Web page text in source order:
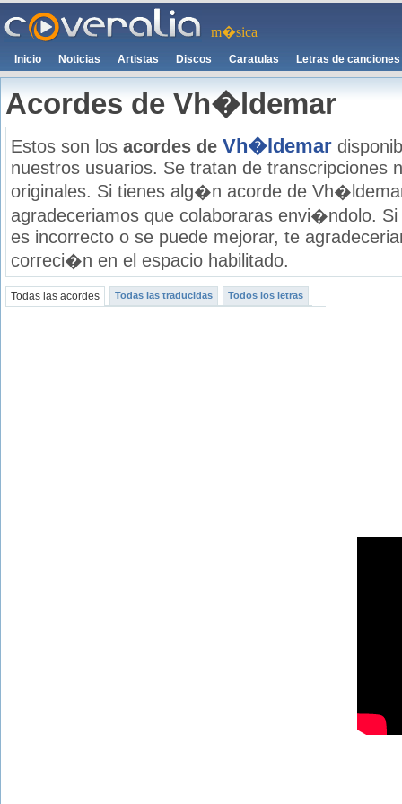
m�sica
Inicio Noticias Artistas Discos Caratulas Letras de canciones
Acordes de Vh�ldemar
Estos son los acordes de Vh�ldemar
nuestros usuarios. Se tratan de transcripciones
originales. Si tienes alg�n acorde de
agradeceriamos que colaboraras envi�ndolo.
es incorrecto o se puede mejorar, te
correci�n en el espacio habilitado.
Todas las acordes Todas las traducidas Todos los letras